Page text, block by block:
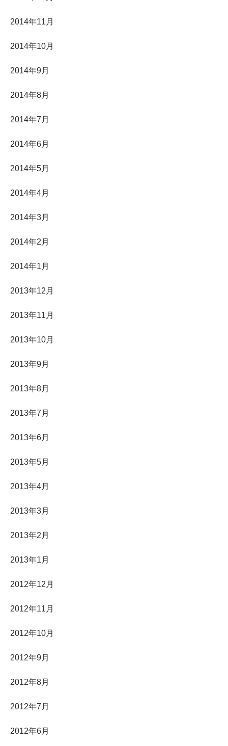
2014年11月
2014年10月
2014年9月
2014年8月
2014年7月
2014年6月
2014年5月
2014年4月
2014年3月
2014年2月
2014年1月
2013年12月
2013年11月
2013年10月
2013年9月
2013年8月
2013年7月
2013年6月
2013年5月
2013年4月
2013年3月
2013年2月
2013年1月
2012年12月
2012年11月
2012年10月
2012年9月
2012年8月
2012年7月
2012年6月